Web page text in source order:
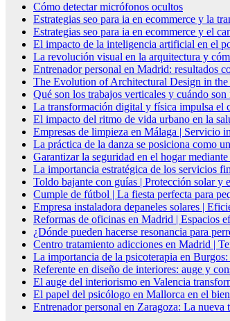
Cómo detectar micrófonos ocultos
Estrategias seo para ia en ecommerce y la
Estrategias seo para ia en ecommerce y el
El impacto de la inteligencia artificial en el
La revolución visual en la arquitectura y
Entrenador personal en Madrid: resultados
The Evolution of Architectural Design in
Qué son los trabajos verticales y cuándo
La transformación digital y física impulsa el
El impacto del ritmo de vida urbano en la
Empresas de limpieza en Málaga | Servicio
La práctica de la danza se posiciona como
Garantizar la seguridad en el hogar
La importancia estratégica de los servicios
Toldo bajante con guías | Protección solar y
Cumple de fútbol | La fiesta perfecta para
Empresa instaladora depaneles solares |
Reformas de oficinas en Madrid | Espacios
¿Dónde pueden hacerse resonancia para
Centro tratamiento adicciones en Madrid |
La importancia de la psicoterapia en
Referente en diseño de interiores: auge y
El auge del interiorismo en Valencia
El papel del psicólogo en Mallorca en el
Entrenador personal en Zaragoza: La